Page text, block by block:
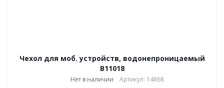
Чехол для моб. устройств, водонепроницаемый
В11018
Нет в наличии Артикул: 14868